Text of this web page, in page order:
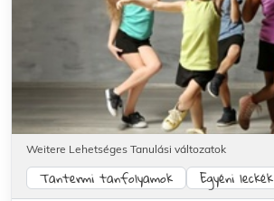
Weitere Lehetséges Tanulási változatok
Tantermi tanfolyamok Egyéni leckék